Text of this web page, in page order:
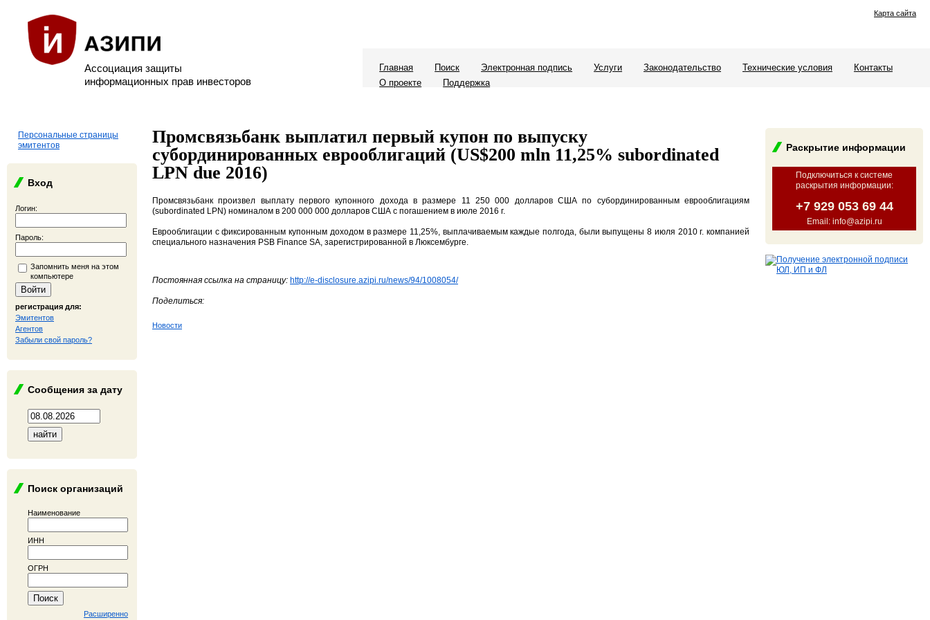
Ассоциация защиты
информационных прав инвесторов
Карта сайта
Главная Поиск Электронная подпись Услуги Законодательство Технические условия
Контакты
О проекте
Поддержка
Персональные страницы
эмитентов
Вход
Логин:
Пароль:
Запомнить меня на этом
компьютере
регистрация для:
Эмитентов
Агентов
Забыли свой пароль?
Сообщения за дату
Поиск организаций
Наименование
ИНН
ОГРН
Расширенно
Раскрытие информации
Подключиться к системе
раскрытия информации:
+7 929 053 69 44
Email: info@azipi.ru
Промсвязьбанк выплатил первый купон по выпуску
субординированных еврооблигаций (US$200 mln 11,25% subordinated
LPN due 2016)
Промсвязьбанк произвел выплату первого купонного дохода в размере 11 250 000 долларов США по субординированным еврооблигациям
(subordinated LPN) номиналом в 200 000 000 долларов США с погашением в июле 2016 г.
Еврооблигации с фиксированным купонным доходом в размере 11,25%, выплачиваемым каждые полгода, были выпущены 8 июля 2010 г. компанией
специального назначения PSB Finance SA, зарегистрированной в Люксембурге.
Постоянная ссылка на страницу: http://e-disclosure.azipi.ru/news/94/1008054/
Поделиться:
Новости